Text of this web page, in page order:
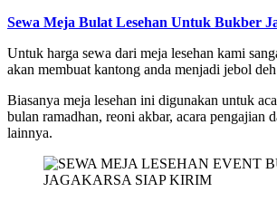
Sewa Meja Bulat Lesehan Untuk Bukber
Untuk harga sewa dari meja lesehan kami
akan membuat kantong anda menjadi jebol
Biasanya meja lesehan ini digunakan untuk
bulan ramadhan, reoni akbar, acara pengajian
lainnya.